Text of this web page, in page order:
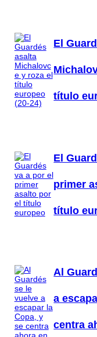
El
título
El
primer
título
Al
a
centra